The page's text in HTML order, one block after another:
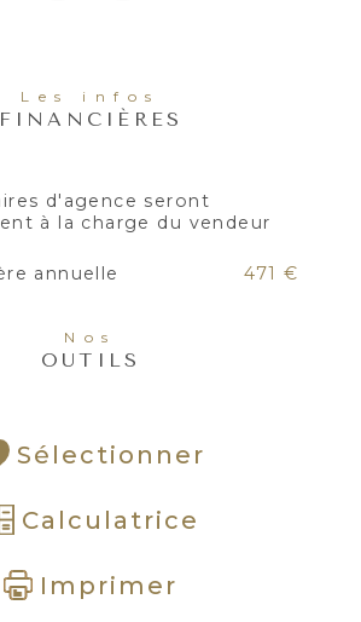
Les infos
FINANCIÈRES
d'agence seront
à la charge du vendeur
annuelle 471 €
Nos
OUTILS
Sélectionner
Calculatrice
Imprimer